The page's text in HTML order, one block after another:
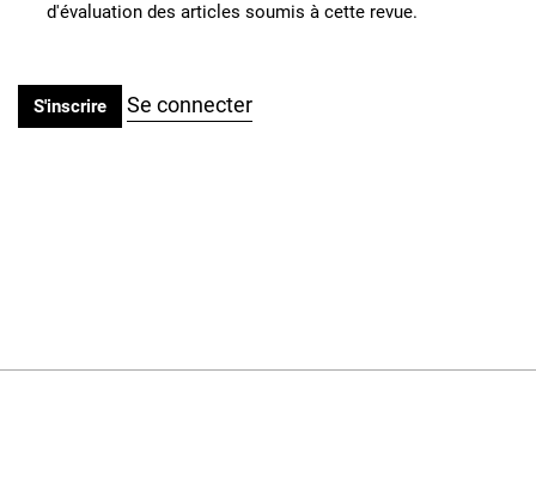
d'évaluation des articles soumis à cette revue.
S'inscrire Se connecter